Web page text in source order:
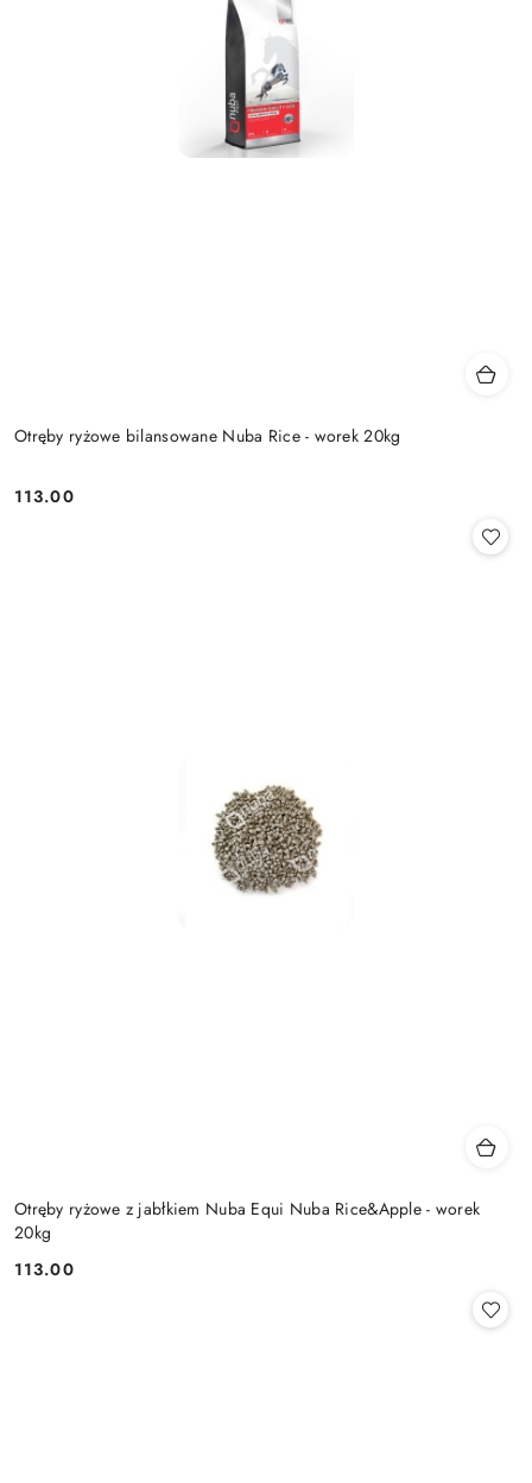
Otręby ryżowe bilansowane Nuba Rice - worek 20kg
Cena:
113.00
Otręby ryżowe z jabłkiem Nuba Equi Nuba Rice&Apple - worek
20kg
Cena:
113.00